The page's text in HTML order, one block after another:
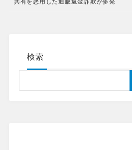
共有を悪用した通販返金詐欺が多発
検索